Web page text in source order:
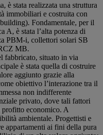
è stata realizzata una struttura
immobiliari e costruita con
Fondamentale, per il
A, è stata l’alta potenza di
PBM-i, collettori solari SB
MB.
fabbricato, situato in via
è stata quella di costruire
aggiunto grazie alla
obiettivo l’interazione tra il
non indifferente
privato, dove tali fattori
profitto economico. A
ambientale. Progettisti e
appartamenti ai fini della pura